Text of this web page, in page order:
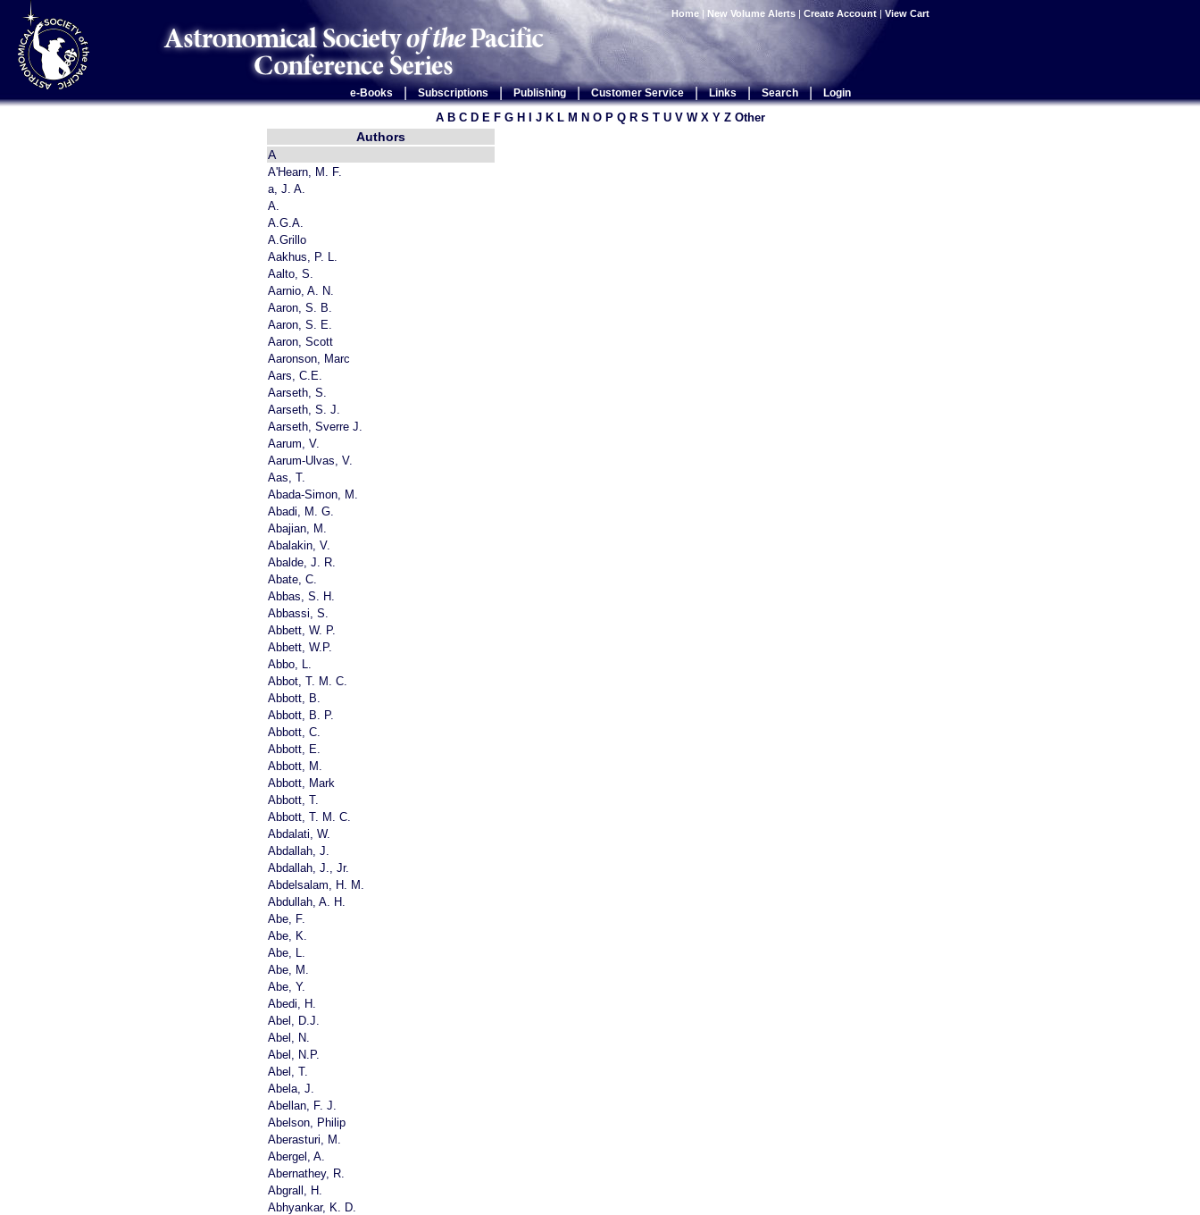
Home | New Volume Alerts | Create Account | View Cart
e-Books Subscriptions | Publishing | Customer Service | Links | Search | Login
A B C D E F G H J K L M N O P Q R S T U V W X Y Z Other
Authors
A
A'Hearn, M. F.
a, J. A.
A.
A.G.A.
A.Grillo
Aakhus, P. L.
Aalto, S.
Aarnio, A. N.
Aaron, S. B.
Aaron, S. E.
Aaron, Scott
Aaronson, Marc
Aars, C.E.
Aarseth, S.
Aarseth, S. J.
Aarseth, Sverre J.
Aarum, V.
Aarum-Ulvas, V.
Aas, T.
Abada-Simon, M.
Abadi, M. G.
Abajian, M.
Abalakin, V.
Abalde, J. R.
Abate, C.
Abbas, S. H.
Abbassi, S.
Abbett, W. P.
Abbett, W.P.
Abbo, L.
Abbot, T. M. C.
Abbott, B.
Abbott, B. P.
Abbott, C.
Abbott, E.
Abbott, M.
Abbott, Mark
Abbott, T.
Abbott, T. M. C.
Abdalati, W.
Abdallah, J.
Abdallah, J., Jr.
Abdelsalam, H. M.
Abdullah, A. H.
Abe, F.
Abe, K.
Abe, L.
Abe, M.
Abe, Y.
Abedi, H.
Abel, D.J.
Abel, N.
Abel, N.P.
Abel, T.
Abela, J.
Abellan, F. J.
Abelson, Philip
Aberasturi, M.
Abergel, A.
Abernathey, R.
Abgrall, H.
Abhyankar, K. D.